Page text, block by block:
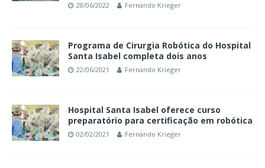
28/06/2022 Fernando Krieger
Programa de Cirurgia Robótica do Hospital
Santa Isabel completa dois anos
22/06/2021 Fernando Krieger
Hospital Santa Isabel oferece curso
preparatório para certificação em robótica
02/02/2021 Fernando Krieger